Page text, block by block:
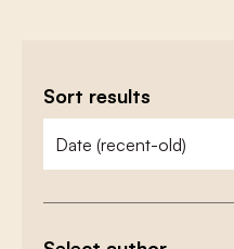
Sort results
zoeken - sorteer
sort content